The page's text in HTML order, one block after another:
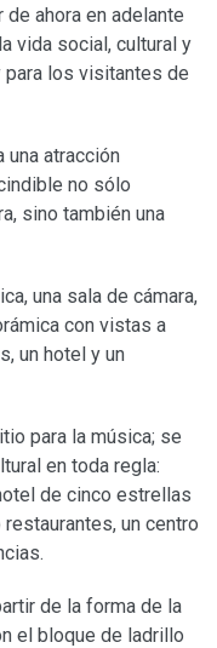
ahora en adelante
vida social, cultural y
para los visitantes de
una atracción
no sólo
sino también una
una sala de cámara,
con vistas a
un hotel y un
para la música; se
en toda regla:
de cinco estrellas
un centro
de la forma de la
el bloque de ladrillo